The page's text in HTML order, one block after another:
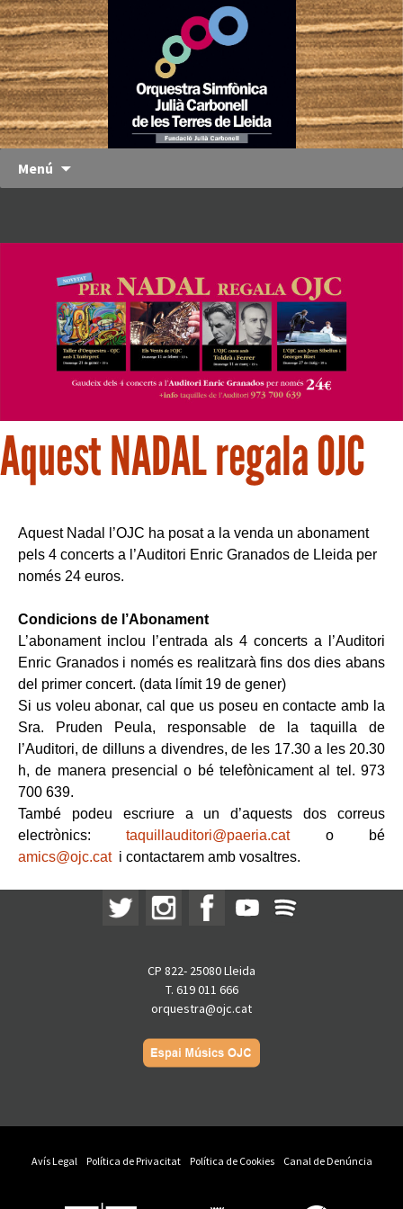
OJC
Orquestra
Simfònica
Julià
Carbonell
de les
Terres de
Lleida
Menú
Aquest NADAL regala OJC
Aquest Nadal l’OJC ha posat a la venda un abonament
pels 4 concerts a l’Auditori Enric Granados de Lleida per
només 24 euros.
Condicions de l’Abonament
L’abonament inclou l’entrada als 4 concerts a l’Auditori
Enric Granados i només es realitzarà fins dos dies abans
del primer concert. (data límit 19 de gener)
Si us voleu abonar, cal que us poseu en contacte amb la
Sra. Pruden Peula, responsable de la taquilla de
l’Auditori, de dilluns a divendres, de les 17.30 a les 20.30
h, de manera presencial o bé telefònicament al tel. 973
700 639.
També podeu escriure a un d’aquests dos correus
electrònics:taquillauditori@paeria.cato bé
amics@ojc.cati contactarem amb vosaltres.
CP 822- 25080 Lleida
T. 619 011 666
orquestra@ojc.cat
Avís Legal Política de Privacitat Política de Cookies Canal de Denúncia